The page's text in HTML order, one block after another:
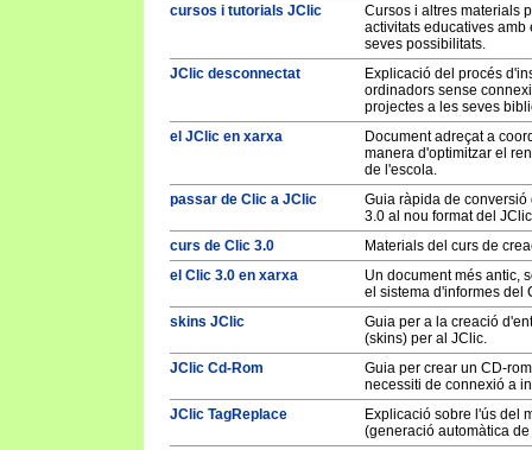
cursos i tutorials JClic
Cursos i altres materials
activitats educatives amb
seves possibilitats.
JClic desconnectat
Explicació del procés
ordinadors sense
projectes a les seves
el JClic en xarxa
Document adreçat a
manera d'optimitzar el
de l'escola.
passar de Clic a JClic
Guia ràpida de
3.0 al nou format del JClic
curs de Clic 3.0
Materials del curs de
el Clic 3.0 en xarxa
Un document més antic,
el sistema d'informes del
skins JClic
Guia per a la creació
(skins) per al JClic.
JClic Cd-Rom
Guia per crear un CD-
necessiti de connexió a
JClic TagReplace
Explicació sobre l'ús del
(generació automàtica